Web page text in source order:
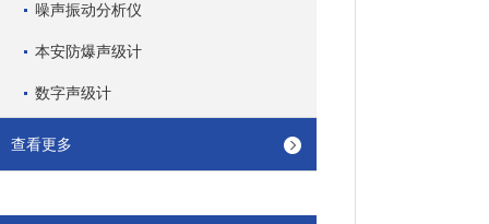
噪声振动分析仪
本安防爆声级计
数字声级计
查看更多